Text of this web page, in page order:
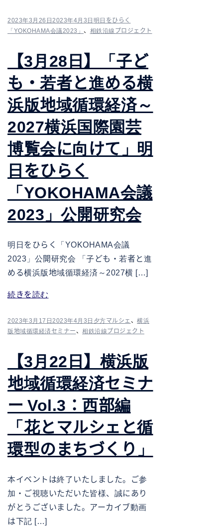
2023年3月26日2023年4月3日明日をひらく
「YOKOHAMA会議2023」 、 相鉄沿線プロジェクト
【3月28日】「子ど
も・若者と進める横
浜版地域循環経済～
2027横浜国際園芸
博覧会に向けて」明
日をひらく
「YOKOHAMA会議
2023」公開研究会
明日をひらく「YOKOHAMA会議
2023」公開研究会 「子ども・若者と進
める横浜版地域循環経済～2027横 […]
続きを読む
2023年3月17日2023年4月3日 夕方マルシェ、 横浜
版地域循環経済セミナー、 相鉄沿線プロジェクト
【3月22日】横浜版
地域循環経済セミナ
ー Vol.3：西部編
「花とマルシェと循
環型のまちづくり」
本イベントは終了いたしました。ご参
加・ご視聴いただいた皆様、誠にあり
がとうございました。アーカイブ動画
は下記 […]